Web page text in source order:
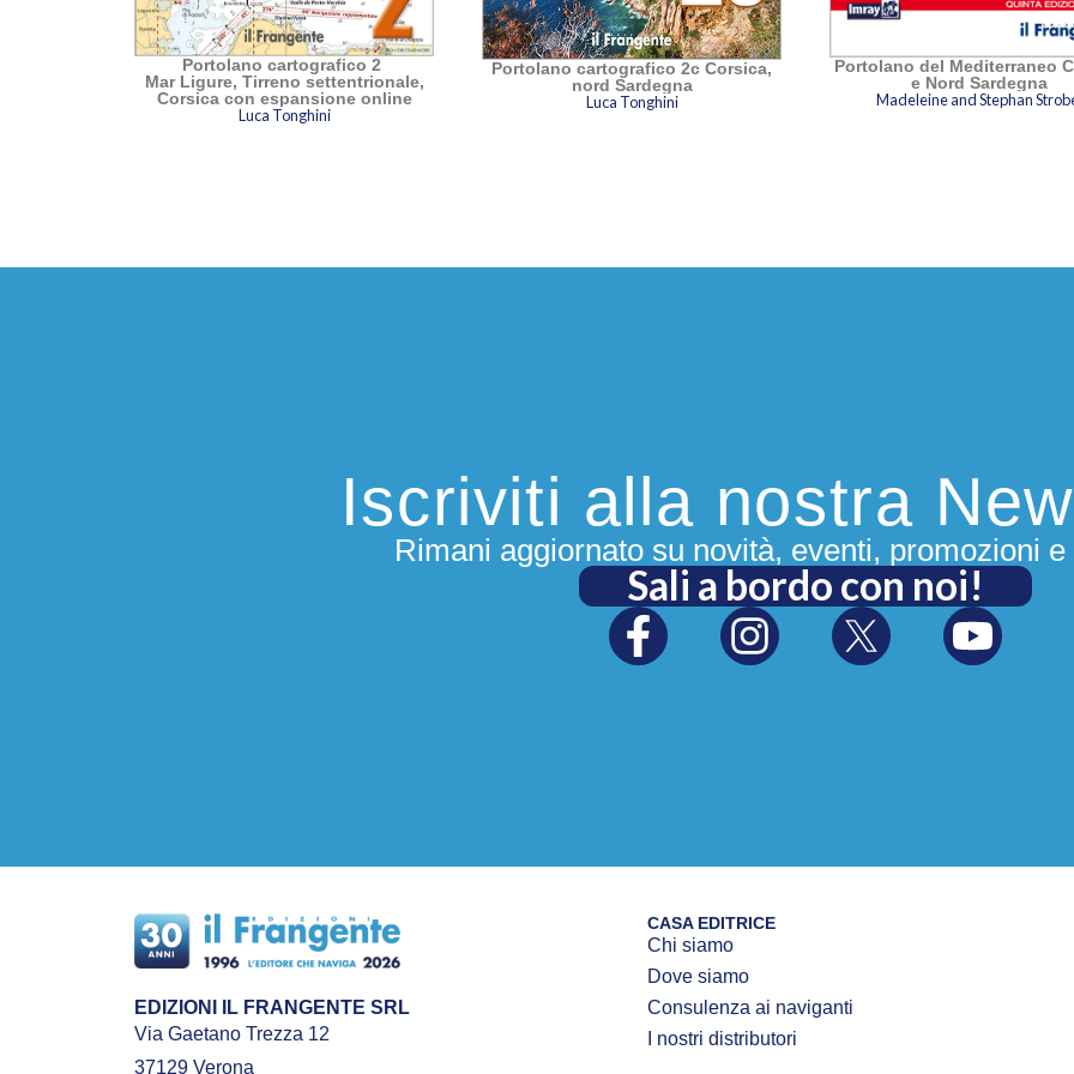
Portolano cartografico 2
Mar Ligure, Tirreno settentrionale,
Corsica con espansione online
Luca Tonghini
Portolano cartografico 2c Corsica,
nord Sardegna
Luca Tonghini
Portolano del Mediterraneo Corsica
e Nord Sardegna
Madeleine and Stephan
Iscriviti alla nostra
Rimani aggiornato su novità, eventi, promozioni
Sali a bordo con noi!
EDIZIONI IL FRANGENTE SRL
Via Gaetano Trezza 12
37129 Verona
CASA EDITRICE
Chi siamo
Dove siamo
Consulenza ai naviganti
I nostri distributori